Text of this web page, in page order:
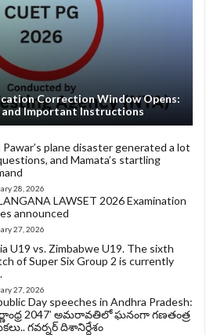
Correction Window Opens:
and Important Instructions
plane disaster generated a lot
and Mamata’s startling
28, 2026
LAWSET 2026 Examination
announced
27, 2026
U19 vs. Zimbabwe U19. The sixth
of Super Six Group 2 is currently
27, 2026
Day speeches in Andhra Pradesh:
2047’ అమరావతిలో ఘనంగా గణతంత్ర
గవర్నర్ దిశానిర్దేశం